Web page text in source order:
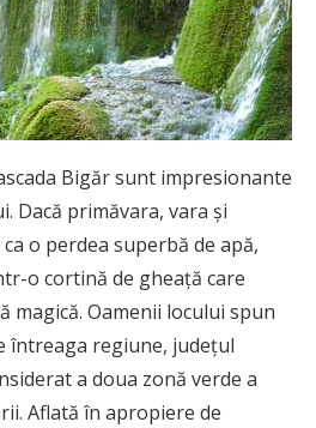
Bigăr sunt impresionante
Dacă primăvara, vara și
o perdea superbă de apă,
o cortină de gheață care
magică. Oamenii locului spun
întreaga regiune, județul
a doua zonă verde a
Aflată în apropiere de